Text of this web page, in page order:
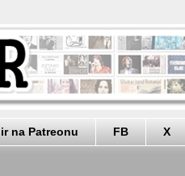
na Patreonu FB X